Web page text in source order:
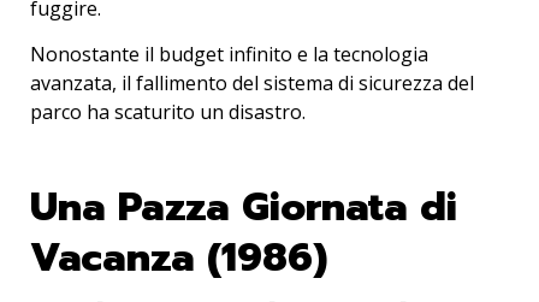
fuggire.
Nonostante il budget infinito e la tecnologia
avanzata, il fallimento del sistema di sicurezza del
parco ha scaturito un disastro.
Una Pazza Giornata di
Vacanza (1986)